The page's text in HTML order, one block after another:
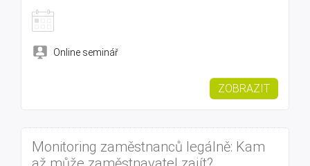
Online seminář
ZOBRAZIT
Monitoring zaměstnanců legálně: Kam